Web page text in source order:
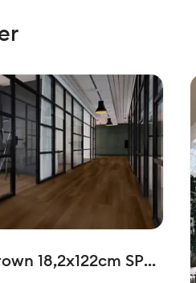
18,2x122cm SPC